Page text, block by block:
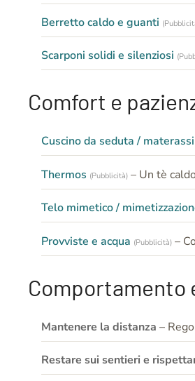
Berretto caldo e guanti
Scarponi solidi e silenziosi
Comfort e
Cuscino da seduta /
Thermos (Pubblicità) – Un tè
Telo mimetico /
Provviste e acqua (Pubblicità) –
Comportamento
Mantenere la distanza –
Restare sui sentieri e